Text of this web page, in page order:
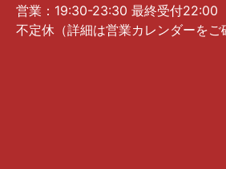
営業：19:30-23:30 最終受付22:00
不定休（詳細は営業カレンダーをご